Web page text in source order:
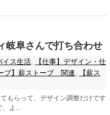
岐阜さんで打ち合わせ
イス生活,
【仕事】デザイン・仕
ブ】薪ストーブ 関連
【薪ス
もらって、デザイン調整だけです
よ...